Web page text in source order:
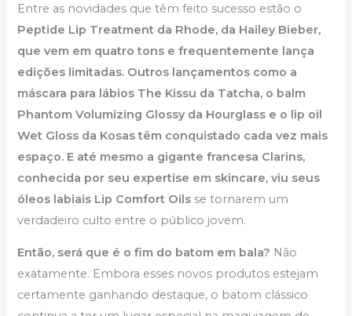
Entre as novidades que têm feito sucesso estão o
Peptide Lip Treatment da Rhode, da Hailey Bieber,
que vem em quatro tons e frequentemente lança
edições limitadas. Outros lançamentos como a
máscara para lábios The Kissu da Tatcha, o balm
Phantom Volumizing Glossy da Hourglass e o lip oil
Wet Gloss da Kosas têm conquistado cada vez mais
espaço. E até mesmo a gigante francesa Clarins,
conhecida por seu expertise em skincare, viu seus
óleos labiais Lip Comfort Oils se tornarem um
verdadeiro culto entre o público jovem.
Então, será que é o fim do batom em bala? Não
exatamente. Embora esses novos produtos estejam
certamente ganhando destaque, o batom clássico